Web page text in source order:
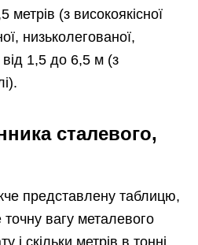
(з високоякісної
низьколегованої,
від 1,5 до 6,5 м (з
сталевого,
представлену таблицю,
вагу металевого
і скільки метрів в тонні.